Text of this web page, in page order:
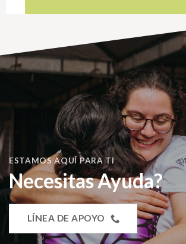
ESTAMOS AQUÍ PARA TI
Necesitas Ayuda?
LÍNEA DE APOYO